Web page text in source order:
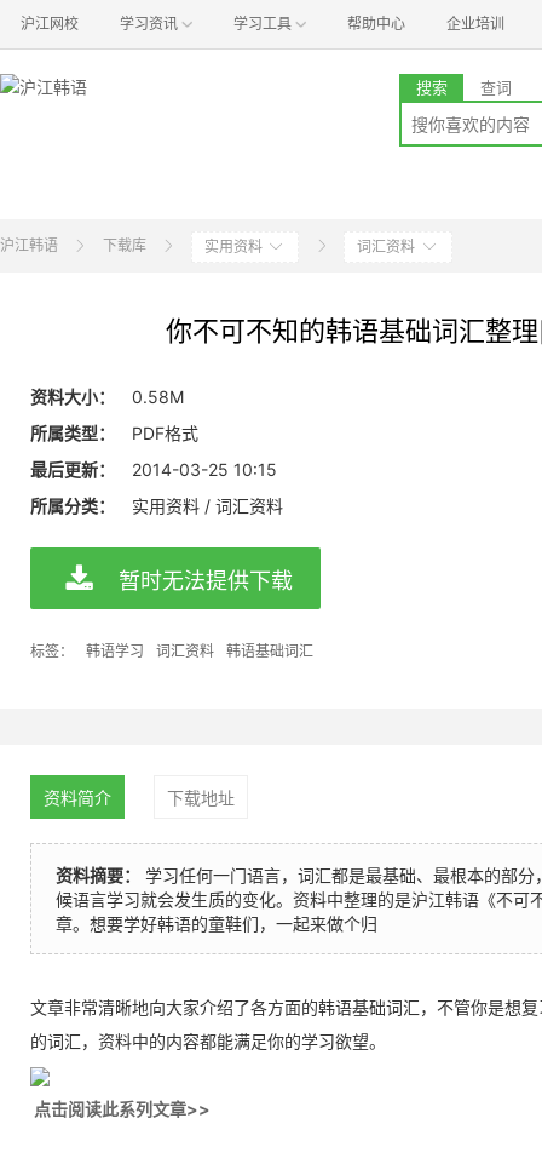
沪江网校 学习资讯 学习工具 帮助中心 企业培训
搜索 查词
沪江韩语 下载库 实用资料 词汇资料
你不可不知的韩语基础词汇整
资料大小：
0.58M
所属类型：
PDF格式
最后更新：
2014-03-25 10:15
所属分类：
实用资料 / 词汇资料
暂时无法提供下载
标签： 韩语学习 词汇资料 韩语基础词汇
资料简介 下载地址
资料摘要：
学习任何一门语言，词汇都是最基础、最根本的部
候语言学习就会发生质的变化。资料中整理的是沪江韩语《不可
章。想要学好韩语的童鞋们，一起来做个归
文章非常清晰地向大家介绍了各方面的韩语基础词汇，不管你是想
的词汇，资料中的内容都能满足你的学习欲望。
点击阅读此系列文章>>